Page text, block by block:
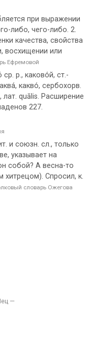
при выражении
либо, чего-либо. 2.
качества, свойства
восхищении или
Ефремовой
р., каково́й, ст.-
какво́, сербохорв.
лат. quālis. Расширение
227.
и союзн. сл., только
указывает на
собой? А весна-то
хитрецом). Спросил, к.
словарь Ожегова